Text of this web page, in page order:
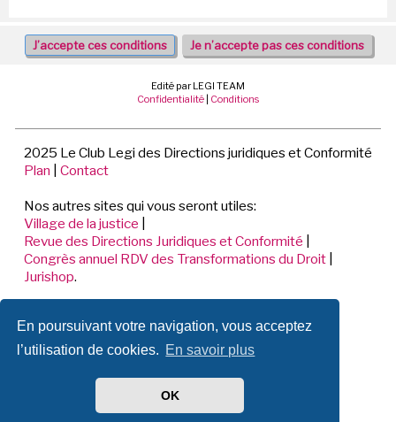
En poursuivant votre navigation, vous acceptez
l’utilisation de cookies. En savoir plus
OK
Edité par LEGI TEAM
Confidentialité | Conditions
2025 Le Club Legi des Directions juridiques et Conformité
Plan
Contact
Nos autres sites qui vous seront utiles:
Village de la justice
Revue des Directions Juridiques et Conformité
Congrès annuel RDV des Transformations du Droit
Jurishop.
198 Avenue de Verdun
92441 ISSY LES MOULINEAUX CEDEX
Mentions légales de ce site.